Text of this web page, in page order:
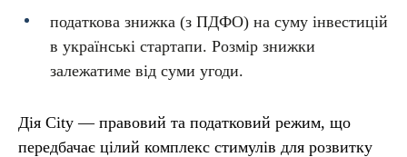
податкова знижка (з ПДФО) на суму інвестицій
в українські стартапи. Розмір знижки
залежатиме від суми угоди.
Дія City — правовий та податковий режим, що
передбачає цілий комплекс стимулів для розвитку